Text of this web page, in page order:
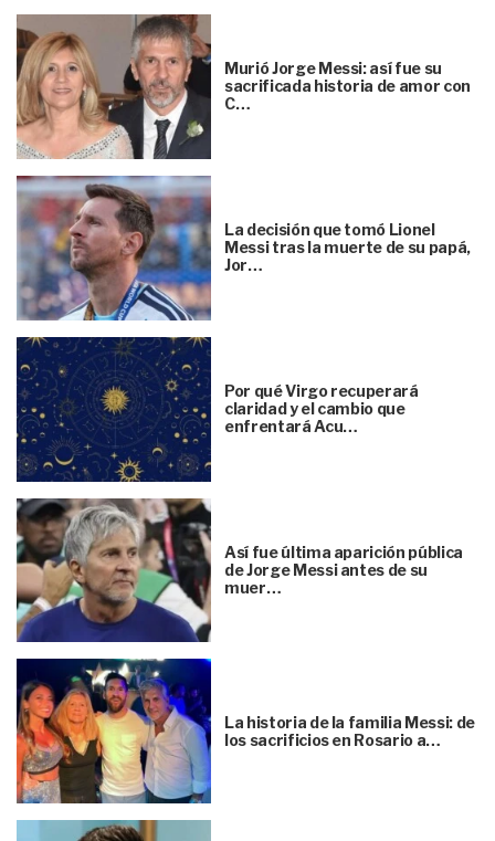
Murió Jorge Messi: así fue su
sacrificada historia de amor con
C…
La decisión que tomó Lionel
Messi tras la muerte de su papá,
Jor…
Por qué Virgo recuperará
claridad y el cambio que
enfrentará Acu…
Así fue última aparición pública
de Jorge Messi antes de su
muer…
La historia de la familia Messi: de
los sacrificios en Rosario a…